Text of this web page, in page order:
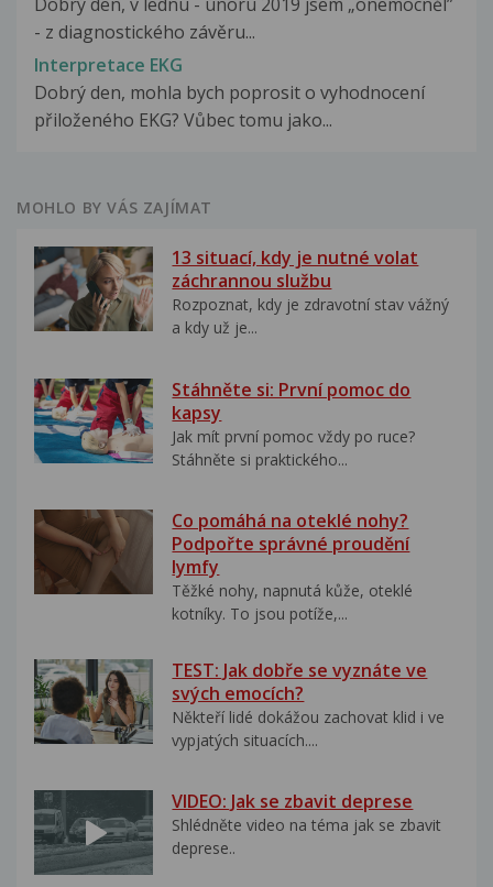
- z diagnostického závěru...
Interpretace EKG
Dobrý den, mohla bych poprosit o vyhodnocení
přiloženého EKG? Vůbec tomu jako...
MOHLO BY VÁS ZAJÍMAT
13 situací, kdy je nutné volat
záchrannou službu
Rozpoznat, kdy je zdravotní stav vážný
a kdy už je...
Stáhněte si: První pomoc do
kapsy
Jak mít první pomoc vždy po ruce?
Stáhněte si praktického...
Co pomáhá na oteklé nohy?
Podpořte správné proudění
lymfy
Těžké nohy, napnutá kůže, oteklé
kotníky. To jsou potíže,...
TEST: Jak dobře se vyznáte ve
svých emocích?
Někteří lidé dokážou zachovat klid i ve
vypjatých situacích....
VIDEO: Jak se zbavit deprese
Shlédněte video na téma jak se zbavit
deprese..